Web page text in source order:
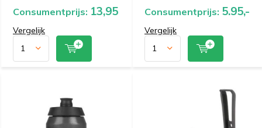
Consumentprijs: 13,95
Vergelijk
Consumentprijs: 5.95,-
Vergelijk